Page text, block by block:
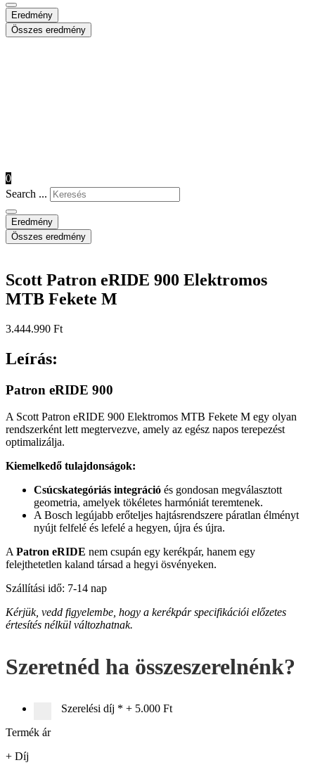
Eredmény
Összes eredmény
0
Search ...
Eredmény
Összes eredmény
Scott Patron eRIDE 900 Elektromos
MTB Fekete M
3.444.990 Ft
Leírás:
Patron eRIDE 900
A Scott Patron eRIDE 900 Elektromos MTB Fekete M egy olyan
rendszerként lett megtervezve, amely az egész napos terepezést
optimalizálja.
Kiemelkedő tulajdonságok:
Csúcskategóriás integráció és gondosan megválasztott
geometria, amelyek tökéletes harmóniát teremtenek.
A Bosch legújabb erőteljes hajtásrendszere páratlan élményt
nyújt felfelé és lefelé a hegyen, újra és újra.
A Patron eRIDE nem csupán egy kerékpár, hanem egy
felejthetetlen kaland társad a hegyi ösvényeken.
Szállítási idő: 7-14 nap
Kérjük, vedd figyelembe, hogy a kerékpár specifikációi előzetes
értesítés nélkül változhatnak.
Szeretnéd ha összeszerelnénk?
Szerelési díj * + 5.000 Ft
Termék ár
+ Díj